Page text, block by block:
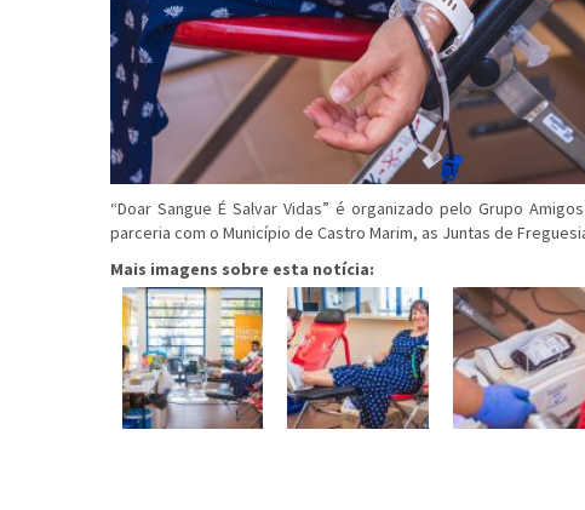
“Doar Sangue É Salvar Vidas” é organizado pelo Grupo
parceria com o Município de Castro Marim, as Juntas de
Mais imagens sobre esta notícia: